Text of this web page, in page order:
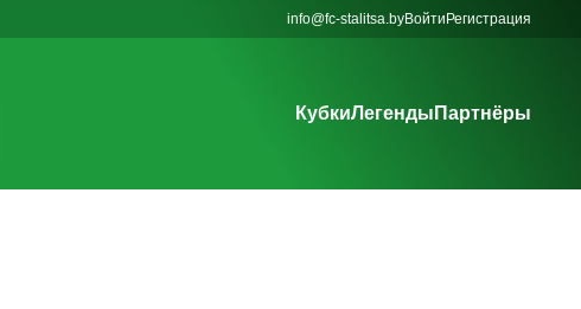
info@fc-stalitsa.byВойти Регистрация
КубкиЛегенды Партнёры